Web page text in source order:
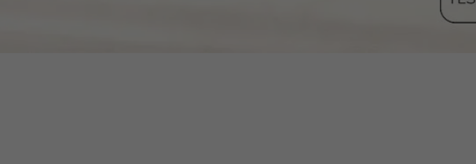
es von deinem kompatiblen Smartphone aus zu steuern. Reguliere etwa die Lautstärke, wenn du
und Streaming-Funktionen nutzen sowie kompatible Musikplayer einbinden.
etwa das An- und Abschalten, die Lautstärke und auch die Soundeffekte kannst du ganz einfach